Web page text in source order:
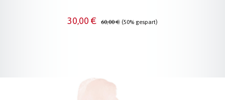
Verkaufspreis:
30,00 € Regulärer Preis:
60,00 € (50% gespart)